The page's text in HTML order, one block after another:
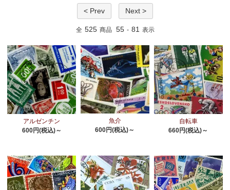
< Prev Next >
全 525 商品 55 - 81 表示
アルゼンチン
600円(税込)～
魚介
600円(税込)～
自転車
660円(税込)～